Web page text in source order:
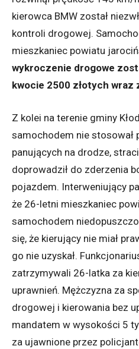
kierowca BMW został
kontroli drogowej.
mieszkaniec powiatu
wykroczenie drogowe
kwocie 2500 złotych wraz
Z kolei na terenie gminy
samochodem nie stosował
panujących na drodze,
doprowadził do zderzenia
pojazdem. Interweniujący
że 26-letni mieszkaniec
samochodem
się, że kierujący nie miał
go nie uzyskał.
zatrzymywali 26-latka za
uprawnień. Mężczyzna za
drogowej i kierowania bez
mandatem w wysokości 5
za ujawnione przez